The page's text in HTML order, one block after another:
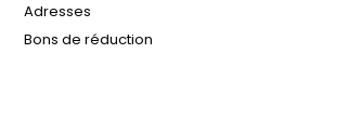
Adresses
Bons de réduction